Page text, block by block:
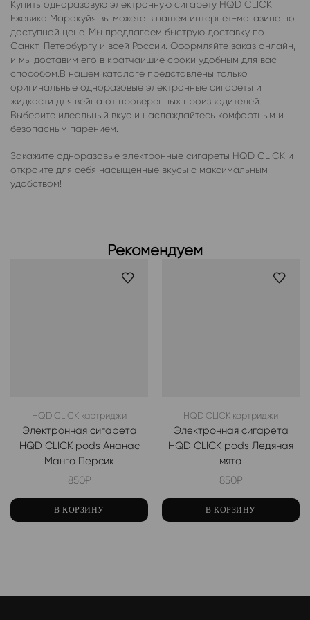
Купить одноразовую электронную сигарету HQD CLICK
Ежевика Маракуйя вы можете в нашем интернет-магазине по
доступной цене. Мы предлагаем быструю доставку по
Санкт-Петербургу и всей России. Оформляйте заказ онлайн,
и мы доставим его в кратчайшие сроки удобным для вас
способом.В нашем каталоге представлены только
оригинальные одноразовые электронные сигареты и
жидкости для вейпа от проверенных производителей.
Выберите идеальный вкус и наслаждайтесь комфортным и
безопасным парением.
Закажите одноразовые электронные сигареты HQD CLICK и
откройте для себя насыщенные вкусы с максимальным
удобством!
Рекомендуем
HQD CLICK картриджи
Электронная сигарета
HQD CLICK pods Ананас
Манго Персик
850₽
В КОРЗИНУ
HQD CLICK картриджи
Электронная сигарета
HQD CLICK pods Ледяная
мята
850₽
В КОРЗИНУ